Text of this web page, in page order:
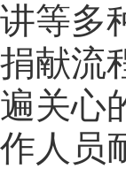
讲等多
捐献流
遍关心
作人员